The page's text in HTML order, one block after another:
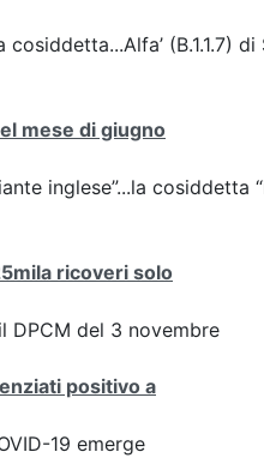
(B.1.1.7) di
mese di giugno
inglese”...la cosiddetta
ricoveri solo
DPCM del 3 novembre
positivo a
19 emerge